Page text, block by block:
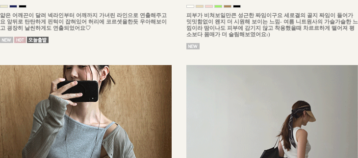
얇은 어깨끈이 달려 넥라인부터 어깨까지 가녀린 라인으로 연출해주고
요 앞뒤로 탄탄하게 핀턱이 잡혀있어 허리에 코르셋을한듯 우아해보이
고 굉장히 날씬하게도 연출되었어요♡
피부가 비쳐보일만큰 성근한 짜임이구요 세로결의 골지 짜임이 들어가
밋밋함없이 왠지 더 시원해 보이는 느낌- 여름 니트원사의 가슬가슬한 느
낌이라 땀이나도 피부에 감기지 않고 착용했을때 차르르하게 떨어져 평
소보다 몸매가 더 슬림해보였어요:)